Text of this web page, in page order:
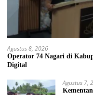
Agustus 8, 2026
Operator 74 Nagari di
Digital
Agustus 7,